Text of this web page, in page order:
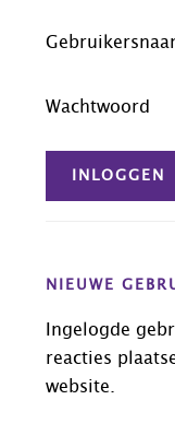
Wachtwoord
NIEUWE
Ingelogde
reacties
website.